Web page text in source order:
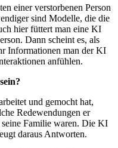
einer verstorbenen Person
sind Modelle, die die
hier füttert man eine KI
Dann scheint es, als
Informationen man der KI
anfühlen.
und gemocht hat,
Redewendungen er
Familie waren. Die KI
daraus Antworten.